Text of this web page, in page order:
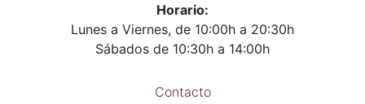
Horario:
Lunes a Viernes, de 10:00h a 20:30h
Sábados de 10:30h a 14:00h
Contacto